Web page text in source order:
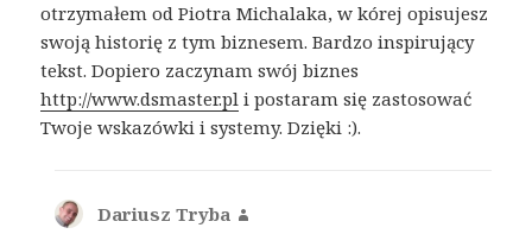
otrzymałem od Piotra Michalaka, w kórej opisujesz
swoją historię z tym biznesem. Bardzo inspirujący
tekst. Dopiero zaczynam swój biznes
http://www.dsmaster.pl i postaram się zastosować
Twoje wskazówki i systemy. Dzięki :).
Dariusz Tryba